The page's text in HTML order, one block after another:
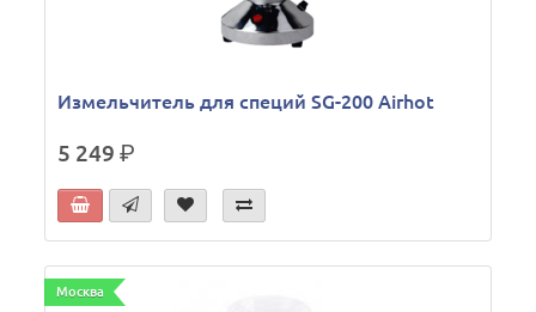
Измельчитель для специй SG-200 Airhot
5 249р.
Москва